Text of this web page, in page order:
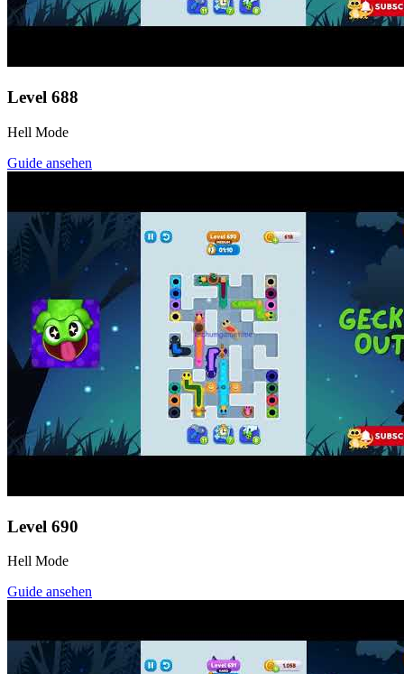
Level 688
Hell Mode
Guide ansehen
Level 690
Hell Mode
Guide ansehen